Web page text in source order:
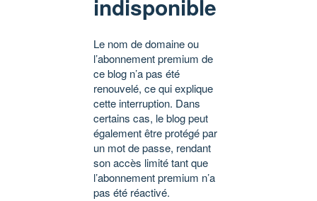
indisponible
Le nom de domaine ou
l’abonnement premium de
ce blog n’a pas été
renouvelé, ce qui explique
cette interruption. Dans
certains cas, le blog peut
également être protégé par
un mot de passe, rendant
son accès limité tant que
l’abonnement premium n’a
pas été réactivé.